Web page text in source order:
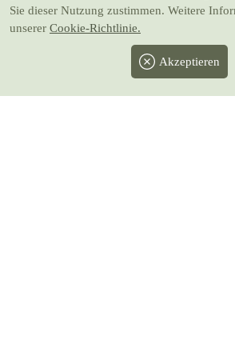
Sie dieser Nutzung zustimmen. Weitere
unserer Cookie-Richtlinie.
Akzeptieren